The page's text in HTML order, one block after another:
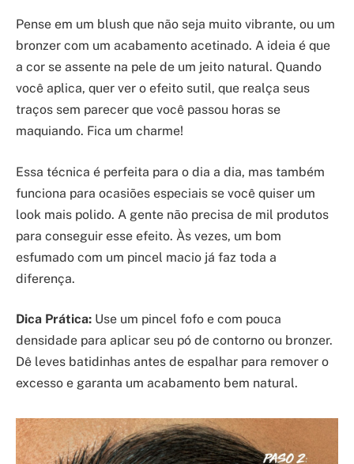
Pense em um blush que não seja muito vibrante, ou um
bronzer com um acabamento acetinado. A ideia é que
a cor se assente na pele de um jeito natural. Quando
você aplica, quer ver o efeito sutil, que realça seus
traços sem parecer que você passou horas se
maquiando. Fica um charme!
Essa técnica é perfeita para o dia a dia, mas também
funciona para ocasiões especiais se você quiser um
look mais polido. A gente não precisa de mil produtos
para conseguir esse efeito. Às vezes, um bom
esfumado com um pincel macio já faz toda a
diferença.
Dica Prática: Use um pincel fofo e com pouca
densidade para aplicar seu pó de contorno ou bronzer.
Dê leves batidinhas antes de espalhar para remover o
excesso e garanta um acabamento bem natural.